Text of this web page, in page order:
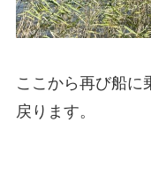
ここから再び船に
戻ります。